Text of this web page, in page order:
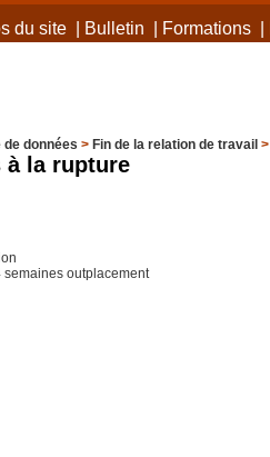
du site| Bulletin Formations|
de données > Fin de la relation de travail >
à la rupture
semaines outplacement